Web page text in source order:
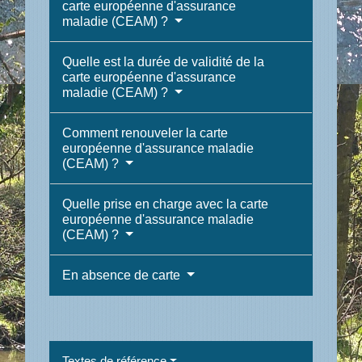
carte européenne d'assurance
maladie (CEAM) ?
Quelle est la durée de validité de la
carte européenne d'assurance
maladie (CEAM) ?
Comment renouveler la carte
européenne d'assurance maladie
(CEAM) ?
Quelle prise en charge avec la carte
européenne d'assurance maladie
(CEAM) ?
En absence de carte